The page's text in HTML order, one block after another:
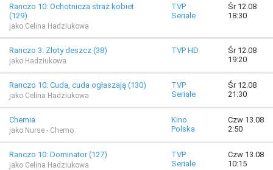
Ranczo 10: Ochotnicza straż kobiet
(129)
jako Celina Hadziukowa
TVP
Seriale
Śr 12.08
18:30
Ranczo 3: Złoty deszcz (38)
jako Hadziukowa
TVP HD
Śr 12.08
19:20
Ranczo 10: Cuda, cuda ogłaszają (130)
jako Celina Hadziukowa
TVP
Seriale
Śr 12.08
21:30
Chemia
jako Nurse - Chemo
Kino
Polska
Czw 13.08
2:50
Ranczo 10: Dominator (127)
jako Celina Hadziukowa
TVP
Seriale
Czw 13.08
10:15